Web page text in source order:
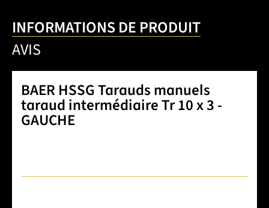
INFORMATIONS DE PRODUIT
AVIS
BAER HSSG Tarauds manuels
taraud intermédiaire Tr 10 x 3 -
GAUCHE